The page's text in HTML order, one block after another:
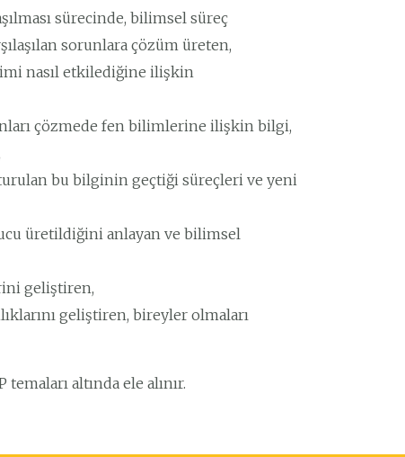
sürecinde, bilimsel süreç
sorunlara çözüm üreten,
nasıl etkilediğine ilişkin
çözmede fen bilimlerine ilişkin bilgi,
bu bilginin geçtiği süreçleri ve yeni
üretildiğini anlayan ve bilimsel
geliştiren,
geliştiren, bireyler olmaları
altında ele alınır.